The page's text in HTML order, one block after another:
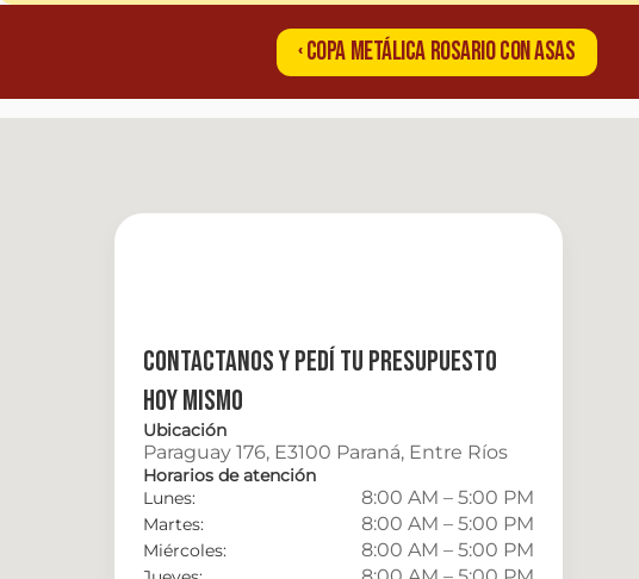
‹ COPA METÁLICA ROSARIO CON ASAS
Contactanos y pedí tu presupuesto
hoy mismo
Ubicación
Paraguay 176, E3100 Paraná, Entre Ríos
Horarios de atención
Lunes:
8:00 AM – 5:00 PM
Martes: 8:00 AM – 5:00 PM
Miércoles: 8:00 AM – 5:00 PM